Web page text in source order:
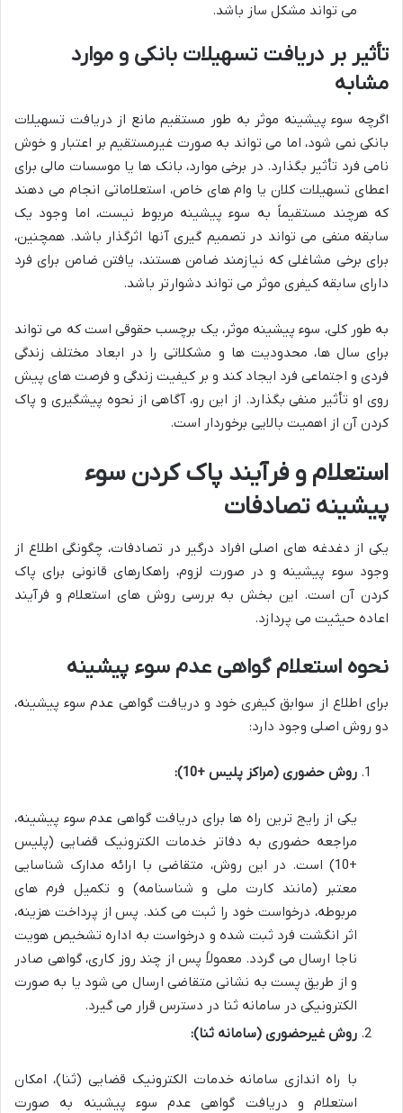
می تواند مشکل ساز باشد.
تأثیر بر دریافت تسهیلات بانکی و موارد
مشابه
اگرچه سوء پیشینه موثر به طور مستقیم مانع از دریافت تسهیلات
بانکی نمی شود، اما می تواند به صورت غیرمستقیم بر اعتبار و خوش
نامی فرد تأثیر بگذارد. در برخی موارد، بانک ها یا موسسات مالی برای
اعطای تسهیلات کلان یا وام های خاص، استعلاماتی انجام می دهند
که هرچند مستقیماً به سوء پیشینه مربوط نیست، اما وجود یک
سابقه منفی می تواند در تصمیم گیری آنها اثرگذار باشد. همچنین،
برای برخی مشاغلی که نیازمند ضامن هستند، یافتن ضامن برای فرد
دارای سابقه کیفری موثر می تواند دشوارتر باشد.
به طور کلی، سوء پیشینه موثر، یک برچسب حقوقی است که می تواند
برای سال ها، محدودیت ها و مشکلاتی را در ابعاد مختلف زندگی
فردی و اجتماعی فرد ایجاد کند و بر کیفیت زندگی و فرصت های پیش
روی او تأثیر منفی بگذارد. از این رو، آگاهی از نحوه پیشگیری و پاک
کردن آن از اهمیت بالایی برخوردار است.
استعلام و فرآیند پاک کردن سوء
پیشینه تصادفات
یکی از دغدغه های اصلی افراد درگیر در تصادفات، چگونگی اطلاع از
وجود سوء پیشینه و در صورت لزوم، راهکارهای قانونی برای پاک
کردن آن است. این بخش به بررسی روش های استعلام و فرآیند
اعاده حیثیت می پردازد.
نحوه استعلام گواهی عدم سوء پیشینه
برای اطلاع از سوابق کیفری خود و دریافت گواهی عدم سوء پیشینه،
دو روش اصلی وجود دارد:
روش حضوری (مراکز پلیس +10):
یکی از رایج ترین راه ها برای دریافت گواهی عدم سوء پیشینه،
مراجعه حضوری به دفاتر خدمات الکترونیک قضایی (پلیس
+10) است. در این روش، متقاضی با ارائه مدارک شناسایی
معتبر (مانند کارت ملی و شناسنامه) و تکمیل فرم های
مربوطه، درخواست خود را ثبت می کند. پس از پرداخت هزینه،
اثر انگشت فرد ثبت شده و درخواست به اداره تشخیص هویت
ناجا ارسال می گردد. معمولاً پس از چند روز کاری، گواهی صادر
و از طریق پست به نشانی متقاضی ارسال می شود یا به صورت
الکترونیکی در سامانه ثنا در دسترس قرار می گیرد.
روش غیرحضوری (سامانه ثنا):
با راه اندازی سامانه خدمات الکترونیک قضایی (ثنا)، امکان
استعلام و دریافت گواهی عدم سوء پیشینه به صورت